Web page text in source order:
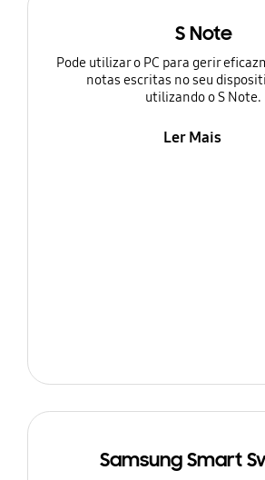
S Note
Pode utilizar o PC para gerir
notas escritas no seu
utilizando o S Note.
Ler Mais
Samsung Smart